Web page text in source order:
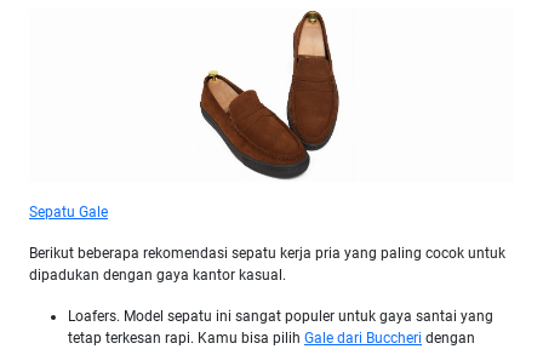
Sepatu Gale
Berikut beberapa rekomendasi sepatu kerja pria yang paling cocok untuk
dipadukan dengan gaya kantor kasual.
Loafers. Model sepatu ini sangat populer untuk gaya santai yang
tetap terkesan rapi. Kamu bisa pilih Gale dari Buccheri dengan